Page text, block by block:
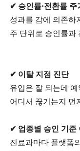
✔ 승인률·전환률 주
성과를 감에 의존하
주 단위로 승인률과
✔ 이탈 지점 진단
유입은 잘 되는데
어디서 끊기는지 먼
✔ 업종별 승인 기준
진료과마다 플랫폼